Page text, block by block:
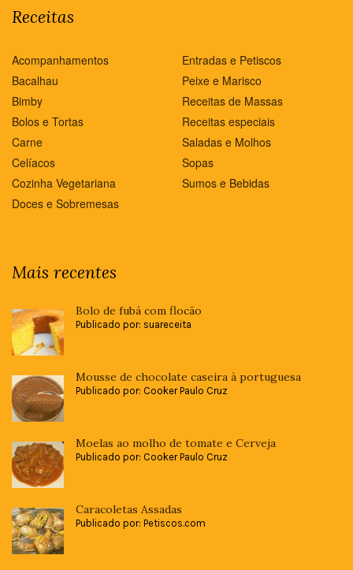
Receitas
Acompanhamentos
Bacalhau
Bimby
Bolos e Tortas
Carne
Celíacos
Cozinha Vegetariana
Doces e Sobremesas
Entradas e Petiscos
Peixe e Marisco
Receitas de Massas
Receitas especiais
Saladas e Molhos
Sopas
Sumos e Bebidas
Mais recentes
Bolo de fubá com flocão
Publicado por: suareceita
Mousse de chocolate caseira à portuguesa
Publicado por: Cooker Paulo Cruz
Moelas ao molho de tomate e Cerveja
Publicado por: Cooker Paulo Cruz
Caracoletas Assadas
Publicado por: Petiscos.com